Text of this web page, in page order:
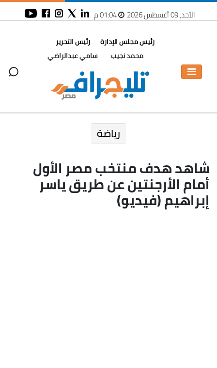
الأحد، 09 أغسطس 2026 01:04 م
رئيس مجلس الإدارة
محمد نجيب
رئيس التحرير
سامي عبدالراضي
رياضة
شاهد هدف منتخب مصر الأول
أمام الأرجنتين عن طريق ياسر
إبراهيم (فيديو)